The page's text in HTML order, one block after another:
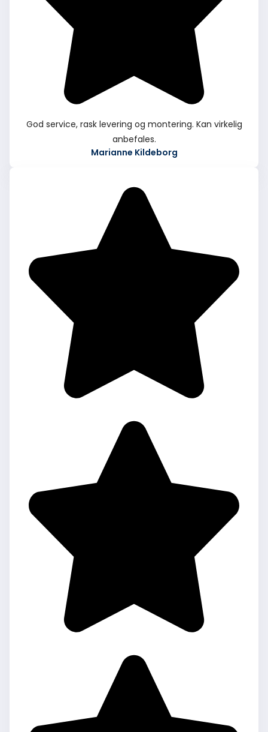
God service, rask levering og montering. Kan virkelig
anbefales.
Marianne Kildeborg